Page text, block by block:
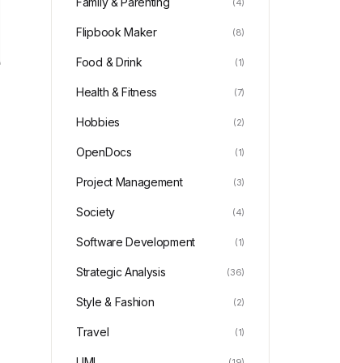
Flipbook Maker (8)
Food & Drink (1)
Health & Fitness (7)
Hobbies (2)
OpenDocs (1)
Project Management (3)
Society (4)
Software Development (1)
Strategic Analysis (36)
Style & Fashion (2)
Travel (1)